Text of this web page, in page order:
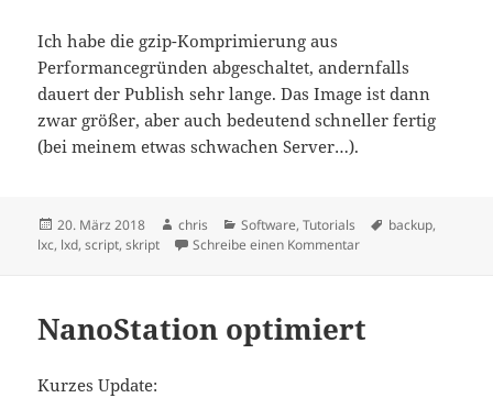
Ich habe die gzip-Komprimierung aus
Performancegründen abgeschaltet, andernfalls
dauert der Publish sehr lange. Das Image ist dann
zwar größer, aber auch bedeutend schneller fertig
(bei meinem etwas schwachen Server…).
Veröffentlicht
am
20. März 2018 Autor
chris Kategorien
Software,Tutorials Schlagwörter
backup,
lxc, lxd,script,skript Schreibe einen Kommentarzu Sicherung von
NanoStation optimiert
Kurzes Update: